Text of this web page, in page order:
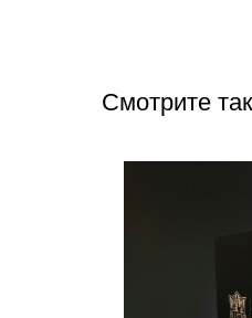
Смотрите